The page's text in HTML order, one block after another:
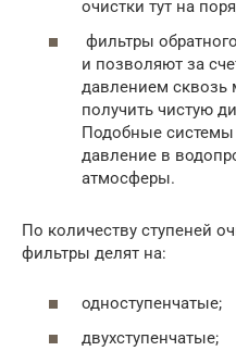
очистки тут на
фильтры
и позволяют за
давлением
получить чистую
Подобные системы
давление в
атмосферы.
По количеству ступеней
фильтры делят на:
одноступенчатые;
двухступенчатые;